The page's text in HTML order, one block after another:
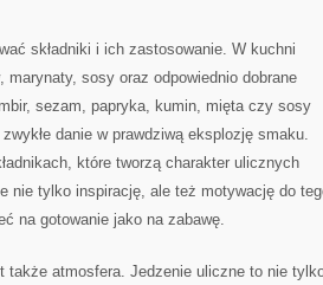
składniki i ich zastosowanie. W kuchni
sosy oraz odpowiednio dobrane
sezam, papryka, kumin, mięta czy sosy
danie w prawdziwą eksplozję smaku.
które tworzą charakter ulicznych
nie tylko inspirację, ale też motywację do
na gotowanie jako na zabawę.
także atmosfera. Jedzenie uliczne to nie